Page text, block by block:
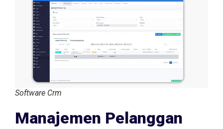
Software Crm
Manajemen Pelanggan